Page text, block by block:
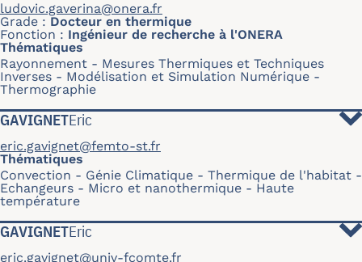
ludovic.gaverina@onera.fr
Grade
Docteur en thermique
Fonction
Ingénieur de recherche à l'ONERA
Thématiques
Rayonnement
Mesures Thermiques et Techniques
Inverses
Modélisation et Simulation Numérique
Thermographie
GAVIGNETEric
eric.gavignet@femto-st.fr
Thématiques
Convection
Génie Climatique - Thermique de l'habitat
Echangeurs
Micro et nanothermique
Haute
température
GAVIGNETEric
eric.gavignet@univ-fcomte.fr